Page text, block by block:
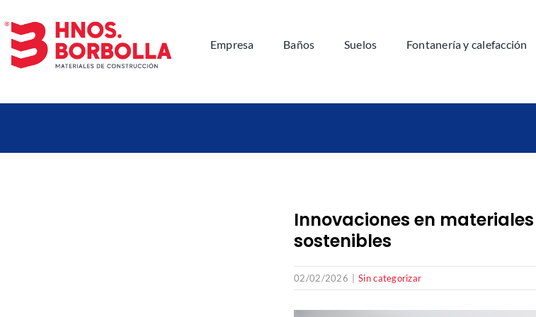
al
contenido
Empresa Baños Suelos Fontanería y calefacción
Innovaciones en
sostenibles
02/02/2026 Sin categorizar